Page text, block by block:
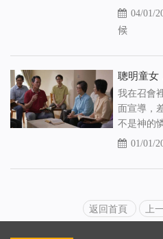
04/01/
候
聰明童女
我在召會
面宣導，
不是神的
01/01/
返回首頁 上